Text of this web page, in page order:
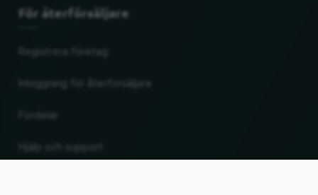
För återförsäljare
Inloggning för återförsäljare
Fördelar